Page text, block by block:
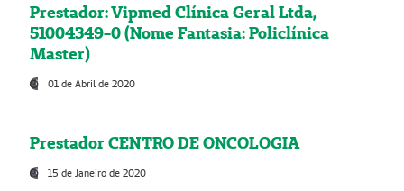
Prestador: Vipmed Clínica Geral Ltda,
51004349-0 (Nome Fantasia: Policlínica
Master)
01 de Abril de 2020
Prestador CENTRO DE ONCOLOGIA
15 de Janeiro de 2020